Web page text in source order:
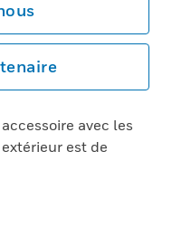
avec les
est de